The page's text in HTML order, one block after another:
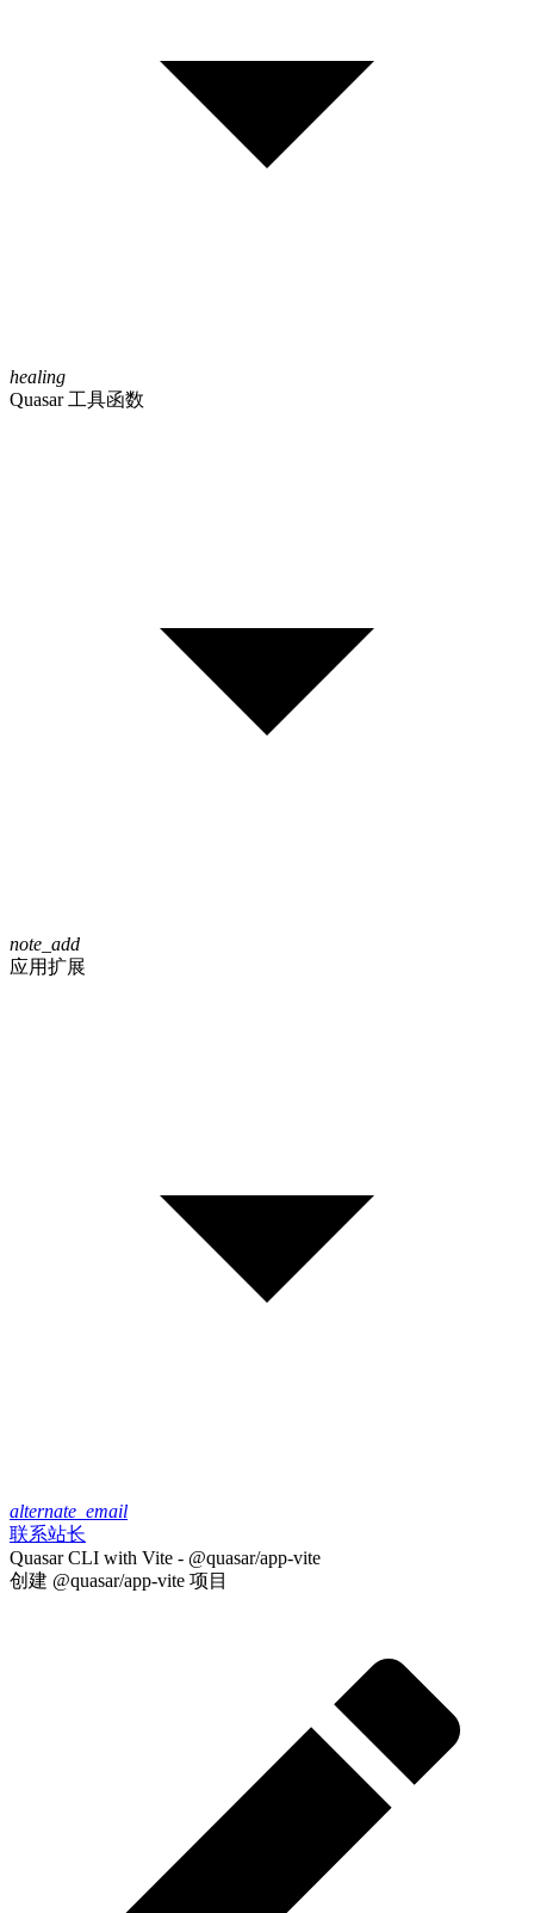
healing
Quasar 工具函数
note_add
应用扩展
alternate_email
联系站长
Quasar CLI with Vite - @quasar/app-vite
创建 @quasar/app-vite 项目